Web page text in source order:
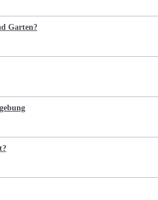
Garten?